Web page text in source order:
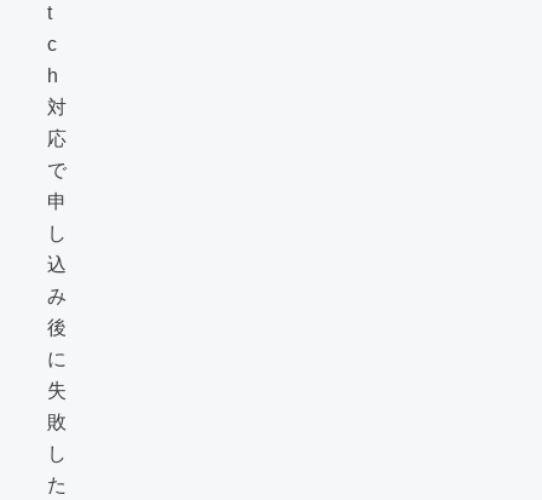
t
c
h
対
応
で
申
し
込
み
後
に
失
敗
し
た